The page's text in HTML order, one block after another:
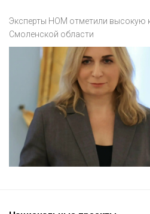
Эксперты НОМ отметили высокую
Смоленской области